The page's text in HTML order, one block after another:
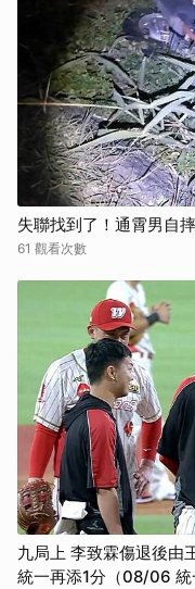
失聯找到了！通霄男自
61 觀看次數
九局上 李致霖傷退後由
統一再添1分（08/06 統